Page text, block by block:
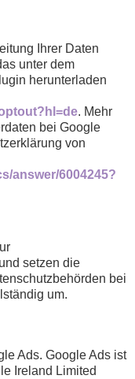
Ihrer Daten
unter dem
herunterladen
. Mehr
bei Google
von
answer/6004245?
setzen die
bei
um.
Ads. Google Ads ist
Ireland Limited